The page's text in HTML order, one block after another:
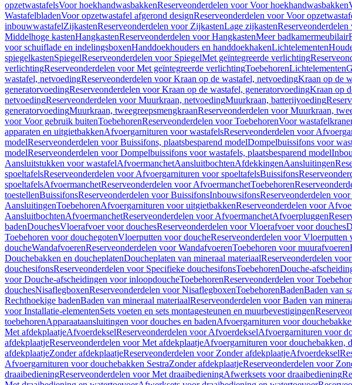
opzetwastafelsVoor hoekhandwasbakkenReserveonderdelen voor Voor hoekhandwasbakken
WastafelbladenVoor opzetwastafel afgerond designReserveonderdelen voor Voor
inbouwwastafelZijkastenReserveonderdelen voor ZijkastenLage zijkasten
Middelhoge kastenHangkastenReserveonderdelen voor HangkastenMeer badkamermeubilair
voor schuiflade en indelingsboxenHanddoekhouders en handdoekhakenLichtelementen
spiegelkastenSpiegelReserveonderdelen voor SpiegelMet geïntegreerde verlichting
verlichtingReserveonderdelen voor Met geïntegreerde verlichtingToebehorenLichtelementen
wastafel, netvoedingReserveonderdelen voor Kraan op de wastafel, netvoedingKraan op de
generatorvoedingReserveonderdelen voor Kraan op de wastafel, generatorvoedingKraan op
netvoedingReserveonderdelen voor Muurkraan, netvoedingMuurkraan, batterijvoeding
generatorvoedingMuurkraan, tweegreepsmengkraanReserveonderdelen voor Muurkraan,
voor Voor gebruik buitenToebehorenReserveonderdelen voor ToebehorenVoor
apparaten en uitgietbakkenAfvoergarnituren voor wastafelsReserveonderdelen voor
modelReserveonderdelen voor Buissifons, plaatsbesparend modelDompelbuissifons voor
modelReserveonderdelen voor Dompelbuissifons voor wastafels, plaatsbesparend model
Aansluitstukken voor wastafelAfvoermanchetAansluitbochtenAfdekkingenAansluitingen
spoeltafelsReserveonderdelen voor Afvoergarnituren voor spoeltafelsBuissifons
spoeltafelsAfvoermanchetReserveonderdelen voor AfvoermanchetToebehoren
toestellenBuissifonsReserveonderdelen voor BuissifonsInbouwsifonsReserveonderdelen
AansluitingenToebehorenAfvoergarnituren voor uitgietbakkenReserveonderdelen voor
AansluitbochtenAfvoermanchetReserveonderdelen voor AfvoermanchetAfvoerpluggen
badenDouchesVloerafvoer voor douchesReserveonderdelen voor Vloerafvoer voor douches
Toebehoren voor douchegotenVloerputten voor doucheReserveonderdelen voor Vloerputten
doucheWandafvoerenReserveonderdelen voor WandafvoerenToebehoren voor muurafvoeren
Douchebakken en doucheplatenDoucheplaten van mineraal materiaalReserveonderdelen
douchesifonsReserveonderdelen voor Specifieke douchesifonsToebehorenDouche-
voor Douche-afscheidingen voor inloopdoucheToebehorenReserveonderdelen voor
douchesNisaflegboxenReserveonderdelen voor NisaflegboxenToebehorenBadenBaden van
Rechthoekige badenBaden van mineraal materiaalReserveonderdelen voor Baden van
voor Installatie-elementenSets voeten en sets montagesteunen en muurbevestigingen
toebehorenApparaataansluitingen voor douches en badenAfvoergarnituren voor
Met afdekplaatjeAfvoerdekselReserveonderdelen voor AfvoerdekselAfvoergarnituren voor
afdekplaatjeReserveonderdelen voor Met afdekplaatjeAfvoergarnituren voor douchebakken,
afdekplaatjeZonder afdekplaatjeReserveonderdelen voor Zonder afdekplaatjeAfvoerdeksel
Afvoergarnituren voor douchebakken SestraZonder afdekplaatjeReserveonderdelen voor
draaibedieningReserveonderdelen voor Met draaibedieningAfwerksets voor draaibediening